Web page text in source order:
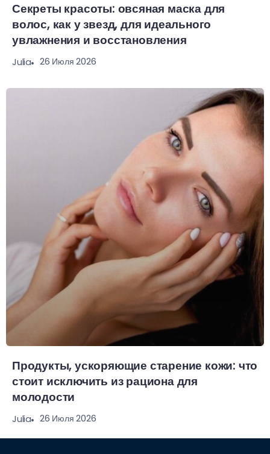
Секреты красоты: овсяная маска для
волос, как у звезд, для идеального
увлажнения и восстановления
Julia 26 Июля 2026
Продукты, ускоряющие старение кожи: что
стоит исключить из рациона для
молодости
Julia 26 Июля 2026